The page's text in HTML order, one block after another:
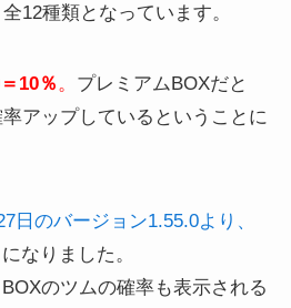
12種類となっています。
10％。 プレミアムBOXだと
アップしているということに
日のバージョン1.55.0より、
なりました。
のツムの確率も表示される